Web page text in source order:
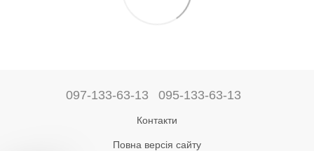
097-133-63-13 095-133-63-13
Контакти
Повна версія сайту